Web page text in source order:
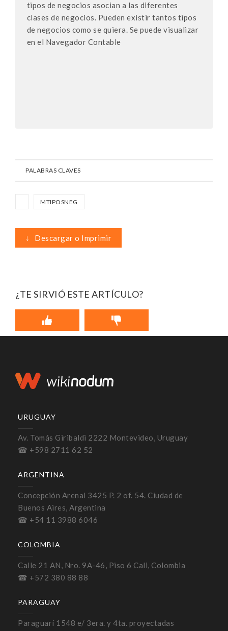
tipos de negocios asocian a las diferentes
clases de negocios. Pueden existir tantos tipos
de negocios como se quiera. Se puede visualizar
en el Navegador Contable
PALABRAS CLAVES
MTIPOSNEG
↓ Descargar o Imprimir
¿TE SIRVIÓ ESTE ARTÍCULO?
URUGUAY
Av. Tomás Giribaldi 2222 Montevideo, Uruguay
☎ +598 2711 62 52
ARGENTINA
Concepción Arenal 3425 P. 2 of. 54. Ciudad de
Buenos Aires, Argentina
☎ +54 11 3988 6046
COLOMBIA
Calle 21 AN, Nro. 9A-46, Piso 6 Cali, Colombia
☎ +572 380 88 88
PARAGUAY
Paraguarí 1548 e/ 3era. y 4ta. proyectadas